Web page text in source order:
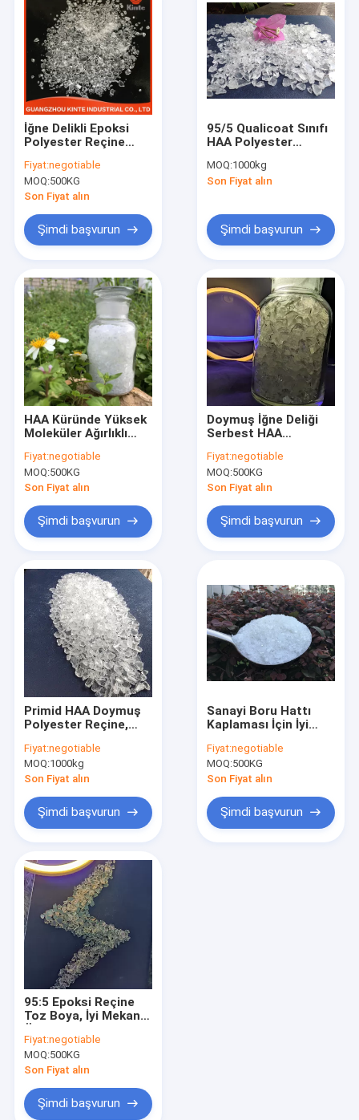
Ürün:% s
Hakkımızda
Fabrika turu
Kalite kontrol
Bir teklif isteği
Doymuş Polyester Reçineler
Toz Boya Reçineleri
Polyester Epoksi Reçine
TGIC Polyester Reçine
HAA Polyester
Karışımlı Polyester Reçine
izosiyanat reçinesi
Termoset Toz Boya
MDF Toz Boyalar
Tekerlek Toz Boya
Toz Boya Hammaddesi
Su Bazlı Epoksi Boya
Poliester kalıplama bileşiği
İğne Delikli Epoksi
Polyester Reçine
Mükemmel Mekanik
Özellik
Fiyat:negotiable
MOQ:500KG
Son Fiyat alın
Şimdi başvurun
95/5 Qualicoat Sınıfı
HAA Polyester
sertleşen Dış Mekan
Dayanıklı
MOQ:1000kg
Son Fiyat alın
Şimdi başvurun
HAA Küründe Yüksek
Moleküler Ağırlıklı
Reçine Toz Boya
Fiyat:negotiable
MOQ:500KG
Son Fiyat alın
Şimdi başvurun
Doymuş İğne Deliği
Serbest HAA
Kürlenme Sıcaklığı
Fiyat:negotiable
MOQ:500KG
Son Fiyat alın
Şimdi başvurun
Primid HAA Doymuş
Polyester Reçine,
Boya Qualicoat Sınıf
2
Fiyat:negotiable
MOQ:1000kg
Son Fiyat alın
Şimdi başvurun
Sanayi Boru Hattı
Kaplaması İçin İyi
Polyester
Fiyat:negotiable
MOQ:500KG
Son Fiyat alın
Şimdi başvurun
95:5 Epoksi Reçine
Toz Boya, İyi Mekanik
Reçine 25kg
Fiyat:negotiable
MOQ:500KG
Son Fiyat alın
Şimdi başvurun